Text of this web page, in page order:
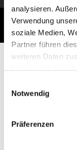
analysieren.
Verwendung
soziale Medien,
Partner führen
weiteren Daten
haben oder die
Notwendig
Präferenzen
Frisch